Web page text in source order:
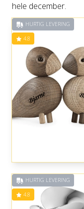
hele december.
HURTIG LEVERING
4.8
HURTIG LEVERING
4.8